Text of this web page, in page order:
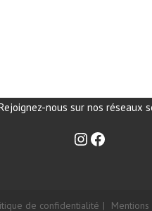
nous sur nos réseaux
de confidentialité